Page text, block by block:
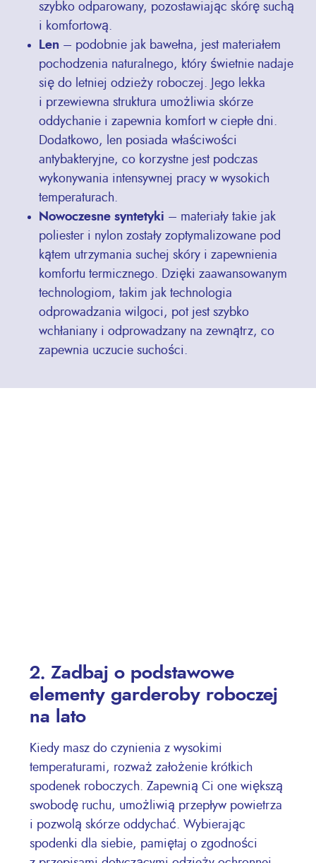
szybko odparowany, pozostawiając skórę suchą
i komfortową.
Len – podobnie jak bawełna, jest materiałem
pochodzenia naturalnego, który świetnie nadaje
się do letniej odzieży roboczej. Jego lekka
i przewiewna struktura umożliwia skórze
oddychanie i zapewnia komfort w ciepłe dni.
Dodatkowo, len posiada właściwości
antybakteryjne, co korzystne jest podczas
wykonywania intensywnej pracy w wysokich
temperaturach.
Nowoczesne syntetyki – materiały takie jak
poliester i nylon zostały zoptymalizowane pod
kątem utrzymania suchej skóry i zapewnienia
komfortu termicznego. Dzięki zaawansowanym
technologiom, takim jak technologia
odprowadzania wilgoci, pot jest szybko
wchłaniany i odprowadzany na zewnątrz, co
zapewnia uczucie suchości.
2. Zadbaj o podstawowe
elementy garderoby roboczej
na lato
Kiedy masz do czynienia z wysokimi
temperaturami, rozważ założenie krótkich
spodenek roboczych. Zapewnią Ci one większą
swobodę ruchu, umożliwią przepływ powietrza
i pozwolą skórze oddychać. Wybierając
spodenki dla siebie, pamiętaj o zgodności